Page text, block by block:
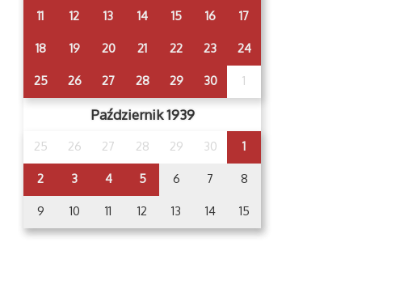
11 12 13 14 15 16 17
18 19 20 21 22 23 24
25 26 27 28 29 30 1
Październik 1939
25 26 27 28 29 30 1
2 3 4 5 6 7 8
9 10 11 12 13 14 15